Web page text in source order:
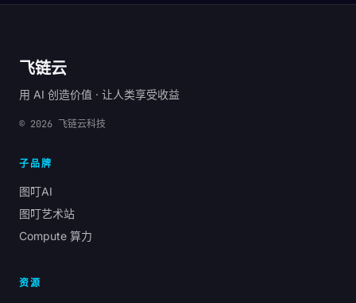
飞链云
用 AI 创造价值 · 让人类享受收益
© 2026 飞链云科技
子品牌
图叮AI
图叮艺术站
Compute 算力
资源